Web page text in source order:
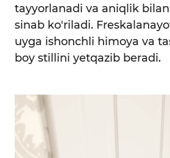
tayyorlanadi va aniqlik
sinab ko'riladi.
uyga ishonchli himoya va
boy stillini yetqazib beradi.